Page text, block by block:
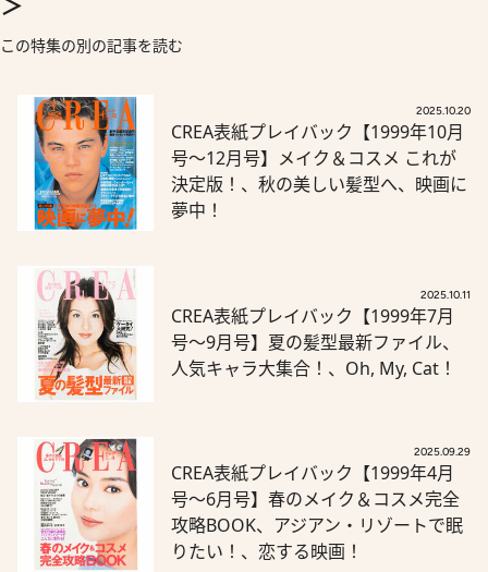
この特集の別の記事を読む
2025.10.20
CREA表紙プレイバック【1999年10月
号～12月号】メイク＆コスメ これが
決定版！、秋の美しい髪型へ、映画に
夢中！
2025.10.11
CREA表紙プレイバック【1999年7月
号～9月号】夏の髪型最新ファイル、
人気キャラ大集合！、Oh, My, Cat！
2025.09.29
CREA表紙プレイバック【1999年4月
号～6月号】春のメイク＆コスメ完全
攻略BOOK、アジアン・リゾートで眠
りたい！、恋する映画！